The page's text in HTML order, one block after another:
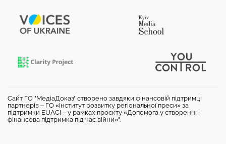
Сайт ГО "МедіаДоказ" створено завдяки фінансовій підтримці
партнерів – ГО «Інститут розвитку регіональної преси» за
підтримки EUACI – у рамках проєкту «Допомога у створенні і
фінансова підтримка під час війни»".